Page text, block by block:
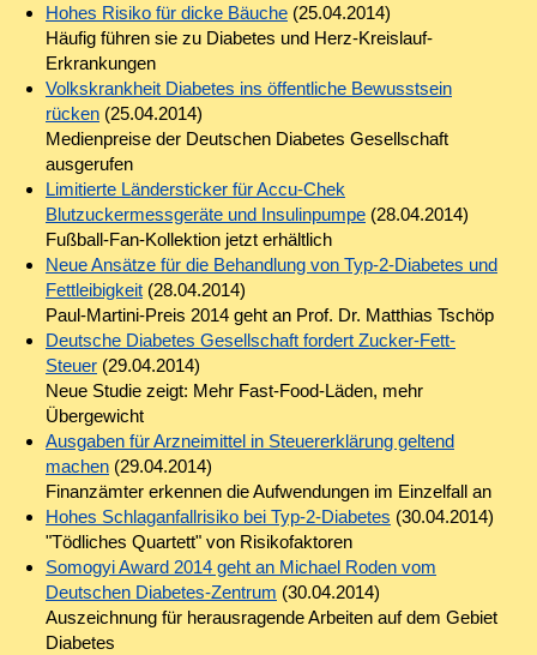
Hohes Risiko für dicke Bäuche(25.04.2014)
Häufig führen sie zu Diabetes und Herz-Kreislauf-
Erkrankungen
Volkskrankheit Diabetes ins öffentliche Bewusstsein
rücken(25.04.2014)
Medienpreise der Deutschen Diabetes Gesellschaft
ausgerufen
Limitierte Ländersticker für Accu-Chek
Blutzuckermessgeräte und Insulinpumpe(28.04.2014)
Fußball-Fan-Kollektion jetzt erhältlich
Neue Ansätze für die Behandlung von Typ-2-Diabetes und
Fettleibigkeit(28.04.2014)
Paul-Martini-Preis 2014 geht an Prof. Dr. Matthias Tschöp
Deutsche Diabetes Gesellschaft fordert Zucker-Fett-
Steuer(29.04.2014)
Neue Studie zeigt: Mehr Fast-Food-Läden, mehr
Übergewicht
Ausgaben für Arzneimittel in Steuererklärung geltend
machen(29.04.2014)
Finanzämter erkennen die Aufwendungen im Einzelfall an
Hohes Schlaganfallrisiko bei Typ-2-Diabetes (30.04.2014)
"Tödliches Quartett" von Risikofaktoren
Somogyi Award 2014 geht an Michael Roden vom
Deutschen Diabetes-Zentrum (30.04.2014)
Auszeichnung für herausragende Arbeiten auf dem Gebiet
Diabetes